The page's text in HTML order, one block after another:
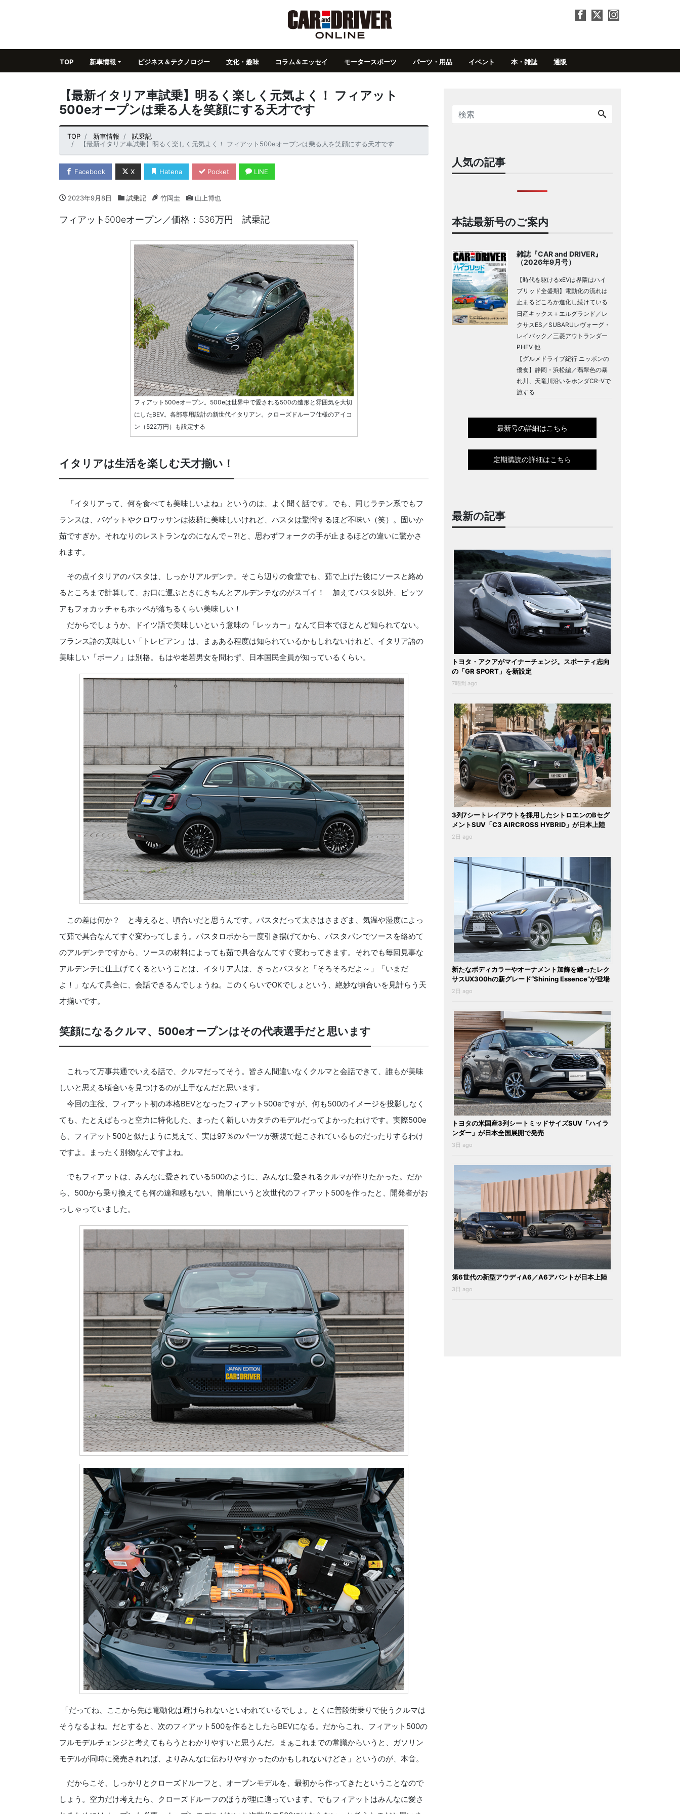
TOP 新車情報 ビジネス＆テクノロジー 文化・趣味 コラム＆エッセイ モータースポーツ パーツ・用品 イベント 本・雑誌 通販
【最新イタリア車試乗】明るく楽しく元気よく！ フィアット
500eオープンは乗る人を笑顔にする天才です
TOP 新車情報
試乗記
【最新イタリア車試乗】明るく楽しく元気よく！ フィアット500eオープンは乗る人を笑顔にする天才です
Facebook X Hatena Pocket LINE
2023年9月8日 試乗記 竹岡圭 山上博也
フィアット500eオープン／価格：536万円 試乗記
フィアット500eオープン。500eは世界中で愛される500の造形と雰囲気を大切
にしたBEV。各部専用設計の新世代イタリアン。クローズドルーフ仕様のアイコ
ン（522万円）も設定する
イタリアは生活を楽しむ天才揃い！
「イタリアって、何を食べても美味しいよね」というのは、よく聞く話です。でも、同じラテン系でもフ
ランスは、バゲットやクロワッサンは抜群に美味しいけれど、パスタは驚愕するほど不味い（笑）。固いか
茹ですぎか。それなりのレストランなのになんで～?!と、思わずフォークの手が止まるほどの違いに驚かさ
れます。
その点イタリアのパスタは、しっかりアルデンテ。そこら辺りの食堂でも、茹で上げた後にソースと絡め
るところまで計算して、お口に運ぶときにきちんとアルデンテなのがスゴイ！ 加えてパスタ以外、ピッツ
アもフォカッチャもホッペが落ちるくらい美味しい！
だからでしょうか、ドイツ語で美味しいという意味の「レッカー」なんて日本でほとんど知られてない。
フランス語の美味しい「トレビアン」は、まぁある程度は知られているかもしれないけれど、イタリア語の
美味しい「ボーノ」は別格。もはや老若男女を問わず、日本国民全員が知っているくらい。
この差は何か？ と考えると、頃合いだと思うんです。パスタだって太さはさまざま、気温や湿度によっ
て茹で具合なんてすぐ変わってしまう。パスタロボから一度引き揚げてから、パスタパンでソースを絡めて
のアルデンテですから、ソースの材料によっても茹で具合なんてすぐ変わってきます。それでも毎回見事な
アルデンテに仕上げてくるということは、イタリア人は、きっとパスタと「そろそろだよ～」「いまだ
よ！」なんて具合に、会話できるんでしょうね。このくらいでOKでしょという、絶妙な頃合いを見計らう天
才揃いです。
笑顔になるクルマ、500eオープンはその代表選手だと思います
これって万事共通でいえる話で、クルマだってそう。皆さん間違いなくクルマと会話できて、誰もが美味
しいと思える頃合いを見つけるのが上手なんだと思います。
今回の主役、フィアット初の本格BEVとなったフィアット500eですが、何も500のイメージを投影しなく
ても、たとえばもっと空力に特化した、まったく新しいカタチのモデルだってよかったわけです。実際500e
も、フィアット500と似たように見えて、実は97％のパーツが新規で起こされているものだったりするわけ
ですよ。まったく別物なんですよね。
でもフィアットは、みんなに愛されている500のように、みんなに愛されるクルマが作りたかった。だか
ら、500から乗り換えても何の違和感もない、簡単にいうと次世代のフィアット500を作ったと、開発者がお
っしゃっていました。
「だってね、ここから先は電動化は避けられないといわれているでしょ。とくに普段街乗りで使うクルマは
そうなるよね。だとすると、次のフィアット500を作るとしたらBEVになる。だからこれ、フィアット500の
フルモデルチェンジと考えてもらうとわかりやすいと思うんだ。まぁこれまでの常識からいうと、ガソリン
モデルが同時に発売されれば、よりみんなに伝わりやすかったのかもしれないけどさ」というのが、本音。
だからこそ、しっかりとクローズドルーフと、オープンモデルを、最初から作ってきたということなので
しょう。空力だけ考えたら、クローズドルーフのほうが理に適っています。でもフィアットはみんなに愛さ
人気の記事
本誌最新号のご案内
雑誌『CAR and DRIVER』
（2026年9月号）
【時代を駆けるxEVは界隈はハイ
ブリッド全盛期】電動化の流れは
止まるどころか進化し続けている
日産キックス＋エルグランド／レ
クサスES／SUBARUレヴォーグ・
レイバック／三菱アウトランダー
PHEV 他
【グルメドライブ紀行 ニッポンの
優食】静岡・浜松編／翡翠色の暴
れ川、天竜川沿いをホンダCR-Vで
旅する
最新号の詳細はこちら
定期購読の詳細はこちら
最新の記事
トヨタ・アクアがマイナーチェンジ。スポーティ志向
の「GR SPORT」を新設定
7時間 ago
3列7シートレイアウトを採用したシトロエンのBセグ
メントSUV「C3 AIRCROSS HYBRID」が日本上陸
2日 ago
新たなボディカラーやオーナメント加飾を纏ったレク
サスUX300hの新グレード“Shining Essence”が登場
2日 ago
トヨタの米国産3列シートミッドサイズSUV「ハイラ
ンダー」が日本全国展開で発売
3日 ago
第6世代の新型アウディA6／A6アバントが日本上陸
3日 ago